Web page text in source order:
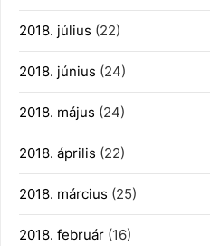
2018. július (22)
2018. június (24)
2018. május (24)
2018. április (22)
2018. március (25)
2018. február (16)